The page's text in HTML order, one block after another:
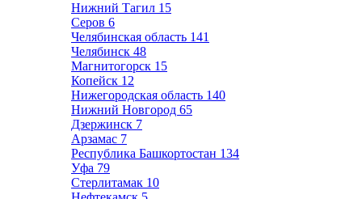
Нижний Тагил 15
Серов 6
Челябинская область 141
Челябинск 48
Магнитогорск 15
Копейск 12
Нижегородская область 140
Нижний Новгород 65
Дзержинск 7
Арзамас 7
Республика Башкортостан 134
Уфа 79
Стерлитамак 10